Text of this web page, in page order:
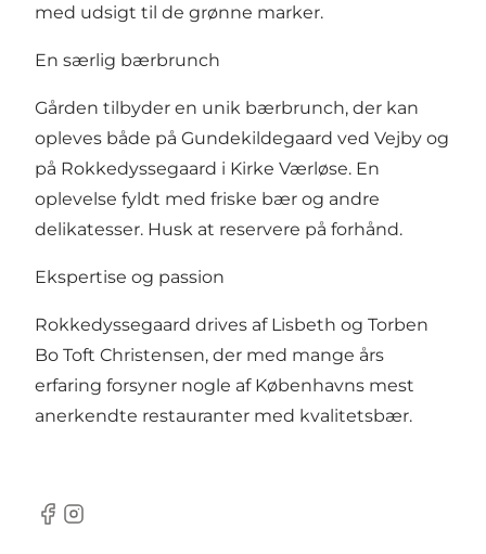
med udsigt til de grønne marker.
En særlig bærbrunch
Gården tilbyder en unik bærbrunch, der kan
opleves både på Gundekildegaard ved Vejby og
på Rokkedyssegaard i Kirke Værløse. En
oplevelse fyldt med friske bær og andre
delikatesser. Husk at reservere på forhånd.
Ekspertise og passion
Rokkedyssegaard drives af Lisbeth og Torben
Bo Toft Christensen, der med mange års
erfaring forsyner nogle af Københavns mest
anerkendte restauranter med kvalitetsbær.
Facebook
Instagram